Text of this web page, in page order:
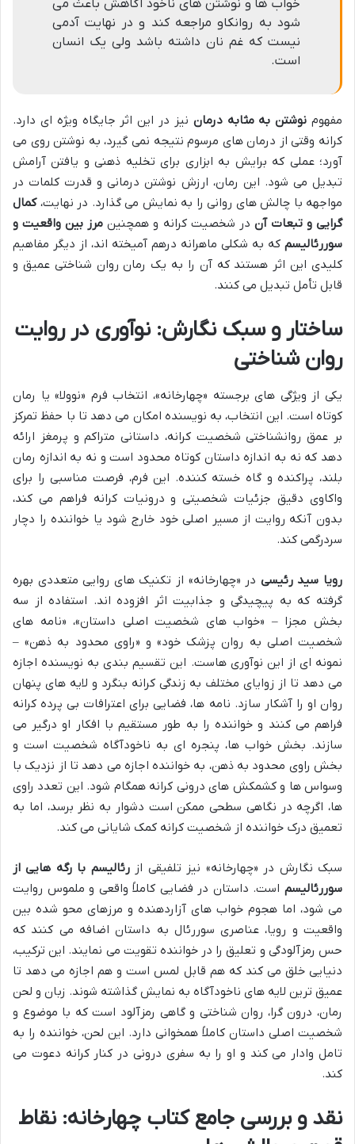
خواب ها و نوشتن های ناخود آگاهش باعث می
شود به روانکاو مراجعه کند و در نهایت آدمی
نیست که غم نان داشته باشد ولی یک انسان
است.
مفهوم نوشتن به مثابه درمان نیز در این اثر جایگاه ویژه ای دارد.
کرانه وقتی از درمان های مرسوم نتیجه نمی گیرد، به نوشتن روی می
آورد؛ عملی که برایش به ابزاری برای تخلیه ذهنی و یافتن آرامش
تبدیل می شود. این رمان، ارزش نوشتن درمانی و قدرت کلمات در
مواجهه با چالش های روانی را به نمایش می گذارد. در نهایت،کمال
گرایی و تبعات آن در شخصیت کرانه و همچنین مرز بین واقعیت و
سوررئالیسم که به شکلی ماهرانه درهم آمیخته اند، از دیگر مفاهیم
کلیدی این اثر هستند که آن را به یک رمان روان شناختی عمیق و
قابل تأمل تبدیل می کنند.
ساختار و سبک نگارش: نوآوری در روایت
روان شناختی
یکی از ویژگی های برجسته «چهارخانه»، انتخاب فرم «نوولا» یا رمان
کوتاه است. این انتخاب، به نویسنده امکان می دهد تا با حفظ تمرکز
بر عمق روانشناختی شخصیت کرانه، داستانی متراکم و پرمغز ارائه
دهد که نه به اندازه داستان کوتاه محدود است و نه به اندازه رمان
بلند، پراکنده و گاه خسته کننده. این فرم، فرصت مناسبی را برای
واکاوی دقیق جزئیات شخصیتی و درونیات کرانه فراهم می کند،
بدون آنکه روایت از مسیر اصلی خود خارج شود یا خواننده را دچار
سردرگمی کند.
رویا سید رئیسی در «چهارخانه» از تکنیک های روایی متعددی بهره
گرفته که به پیچیدگی و جذابیت اثر افزوده اند. استفاده از سه
بخش مجزا – «خواب های شخصیت اصلی داستان»، «نامه های
شخصیت اصلی به روان پزشک خود» و «راوی محدود به ذهن» –
نمونه ای از این نوآوری هاست. این تقسیم بندی به نویسنده اجازه
می دهد تا از زوایای مختلف به زندگی کرانه بنگرد و لایه های پنهان
روان او را آشکار سازد. نامه ها، فضایی برای اعترافات بی پرده کرانه
فراهم می کنند و خواننده را به طور مستقیم با افکار او درگیر می
سازند. بخش خواب ها، پنجره ای به ناخودآگاه شخصیت است و
بخش راوی محدود به ذهن، به خواننده اجازه می دهد تا از نزدیک با
وسواس ها و کشمکش های درونی کرانه همگام شود. این تعدد راوی
ها، اگرچه در نگاهی سطحی ممکن است دشوار به نظر برسد، اما به
تعمیق درک خواننده از شخصیت کرانه کمک شایانی می کند.
سبک نگارش در «چهارخانه» نیز تلفیقی ازرئالیسم با رگه هایی از
سوررئالیسم است. داستان در فضایی کاملاً واقعی و ملموس روایت
می شود، اما هجوم خواب های آزاردهنده و مرزهای محو شده بین
واقعیت و رویا، عناصری سوررئال به داستان اضافه می کنند که
حس رمزآلودگی و تعلیق را در خواننده تقویت می نمایند. این ترکیب،
دنیایی خلق می کند که هم قابل لمس است و هم اجازه می دهد تا
عمیق ترین لایه های ناخودآگاه به نمایش گذاشته شوند. زبان و لحن
رمان، درون گرا، روان شناختی و گاهی رمزآلود است که با موضوع و
شخصیت اصلی داستان کاملاً همخوانی دارد. این لحن، خواننده را به
تامل وادار می کند و او را به سفری درونی در کنار کرانه دعوت می
کند.
نقد و بررسی جامع کتاب چهارخانه: نقاط